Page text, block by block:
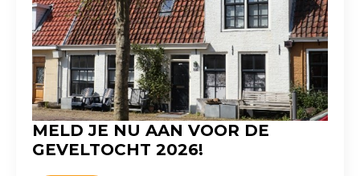
MELD JE NU AAN VOOR DE
GEVELTOCHT 2026!